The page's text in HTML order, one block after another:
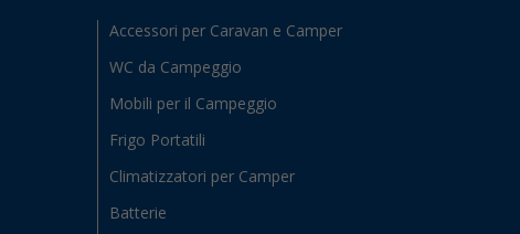
Accessori per Caravan e Camper
WC da Campeggio
Mobili per il Campeggio
Frigo Portatili
Climatizzatori per Camper
Batterie